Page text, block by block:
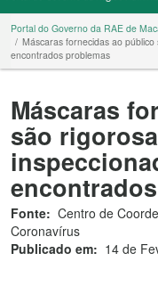
Portal do Governo da RAE de
Máscaras fornecidas ao
encontrados problemas
Máscaras
são
Fonte: Centro de
Coronavírus
Publicado em: 14 de